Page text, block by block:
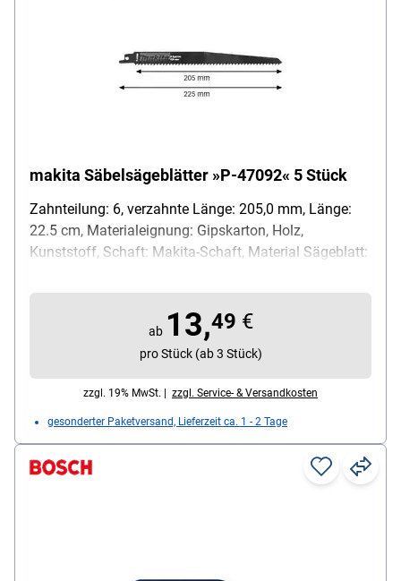
makita Säbelsägeblätter »P-47092« 5 Stück
Zahnteilung: 6, verzahnte Länge: 205,0 mm, Länge:
22.5 cm, Materialeignung: Gipskarton, Holz,
Kunststoff, Schaft: Makita-Schaft, Material Sägeblatt:
175,0 mm; Verzahnung: Zähne kreuzgeschliffen und
geschränkt, Inhalt pro Pack: 5 Stück
ab 13,49 €
pro Stück (ab 3 Stück)
zzgl. 19% MwSt. | zzgl. Service- & Versandkosten
gesonderter Paketversand, Lieferzeit ca. 1 - 2 Tage